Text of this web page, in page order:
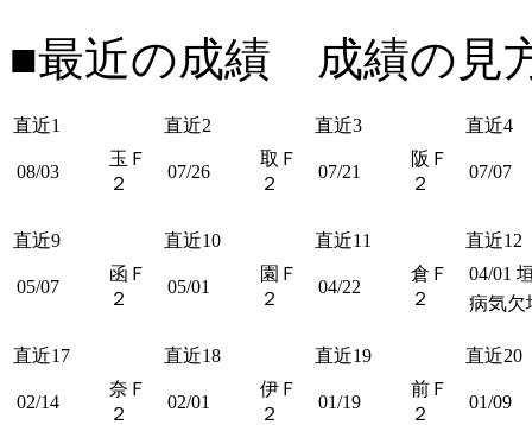
■最近の成績 成績の見
直近1 直近2 直近3 直近4
08/03
玉Ｆ
２
07/26
取Ｆ
２
07/21
阪Ｆ
２
07/07
直近9 直近10 直近11 直近12
05/07
函Ｆ
２
05/01
園Ｆ
２
04/22
倉Ｆ
２
04/01
病気欠
直近17 直近18 直近19 直近20
02/14
奈Ｆ
２
02/01
伊Ｆ
２
01/19
前Ｆ
２
01/09